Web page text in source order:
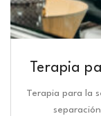
Terapia
Terapia para la